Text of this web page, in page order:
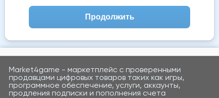
Продолжить
Market4game - маркетплейс с проверенными
продавцами цифровых товаров таких как игры,
программное обеспечение, услуги, аккаунты,
продления подписки и пополнения счета